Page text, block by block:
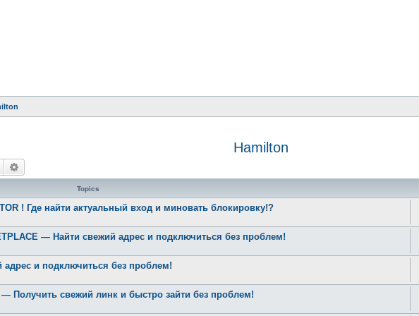
Hamilton
Search
Topics
! Где найти актуальный вход и миновать блокировку!?
— Найти свежий адрес и подключиться без проблем!
и подключиться без проблем!
свежий линк и быстро зайти без проблем!